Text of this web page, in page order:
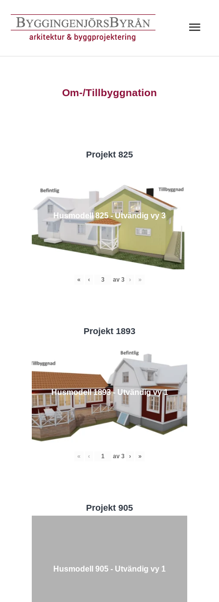
innehåll
Om-/Tillbyggnation
Projekt 825
Husmodell 825 - Utvändig vy 3
« ‹ av 3 › »
Projekt 1893
Husmodell 1893 - Utvändig vy 1
« ‹ av 3 › »
Projekt 905
Husmodell 905 - Utvändig vy 1